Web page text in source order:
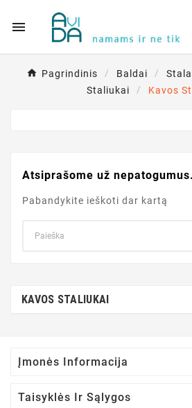

Pagrindinis Baldai
Staliukai
Kavos
Atsiprašome už nepatogumus.
Pabandykite ieškoti dar kartą
KAVOS STALIUKAI
Įmonės Informacija
Taisyklės Ir Sąlygos